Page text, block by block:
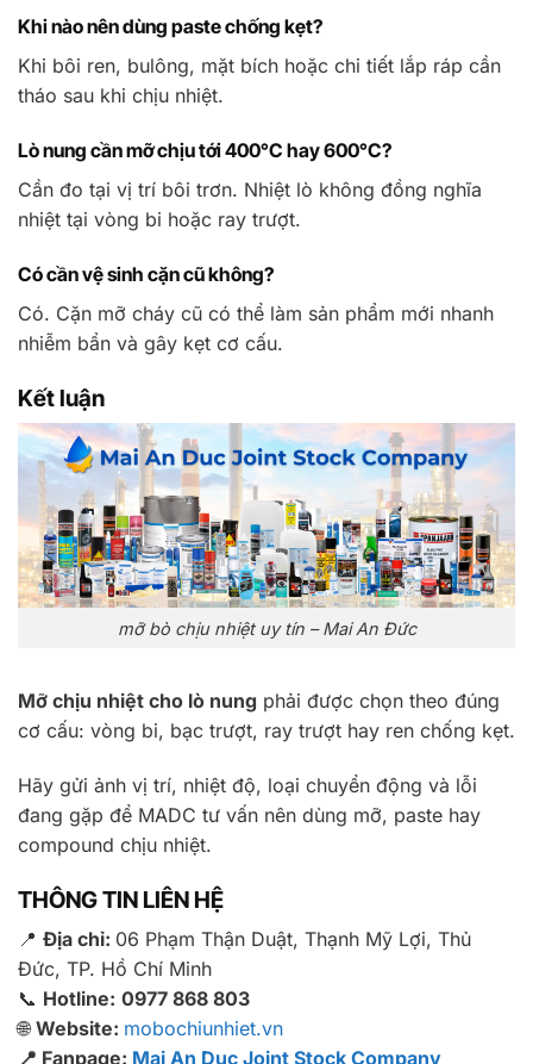
Khi nào nên dùng paste chống kẹt?
Khi bôi ren, bulông, mặt bích hoặc chi tiết lắp ráp cần
tháo sau khi chịu nhiệt.
Lò nung cần mỡ chịu tới 400°C hay 600°C?
Cần đo tại vị trí bôi trơn. Nhiệt lò không đồng nghĩa
nhiệt tại vòng bi hoặc ray trượt.
Có cần vệ sinh cặn cũ không?
Có. Cặn mỡ cháy cũ có thể làm sản phẩm mới nhanh
nhiễm bẩn và gây kẹt cơ cấu.
Kết luận
mỡ bò chịu nhiệt uy tín – Mai An Đức
Mỡ chịu nhiệt cho lò nung phải được chọn theo đúng
cơ cấu: vòng bi, bạc trượt, ray trượt hay ren chống kẹt.
Hãy gửi ảnh vị trí, nhiệt độ, loại chuyển động và lỗi
đang gặp để MADC tư vấn nên dùng mỡ, paste hay
compound chịu nhiệt.
THÔNG TIN LIÊN HỆ
📍 Địa chỉ: 06 Phạm Thận Duật, Thạnh Mỹ Lợi, Thủ
Đức, TP. Hồ Chí Minh
📞 Hotline: 0977 868 803
🌐 Website: mobochiunhiet.vn
📍 Fanpage: Mai An Duc Joint Stock Company